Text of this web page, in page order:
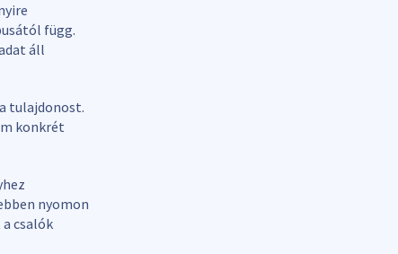
függ.
áll
tulajdonost.
konkrét
nyomon
csalók